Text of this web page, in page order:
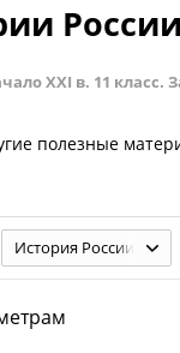
России
XXI в. 11
полезные
История России